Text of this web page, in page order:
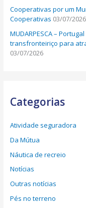
Cooperativas por um
Cooperativas 03/07/2026
MUDARPESCA –
transfronteiriço para
03/07/2026
Categorias
Atividade seguradora
Da Mútua
Náutica de recreio
Notícias
Outras notícias
Pés no terreno